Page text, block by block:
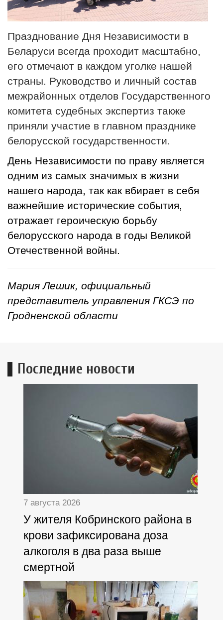
Празднование Дня Независимости в
Беларуси всегда проходит масштабно,
его отмечают в каждом уголке нашей
страны. Руководство и личный состав
межрайонных отделов Государственного
комитета судебных экспертиз также
приняли участие в главном празднике
белорусской государственности.
День Независимости по праву является
одним из самых значимых в жизни
нашего народа, так как вбирает в себя
важнейшие исторические события,
отражает героическую борьбу
белорусского народа в годы Великой
Отечественной войны.
Мария Лешик, официальный
представитель управления ГКСЭ по
Гродненской области
Последние новости
7 августа 2026
У жителя Кобринского района в
крови зафиксирована доза
алкоголя в два раза выше
смертной